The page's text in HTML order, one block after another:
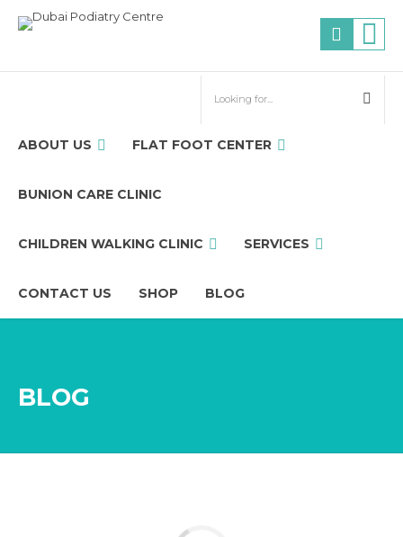
ABOUT US FLAT FOOT CENTER
BUNION CARE CLINIC
CHILDREN WALKING CLINIC SERVICES
CONTACT US SHOP BLOG
BLOG